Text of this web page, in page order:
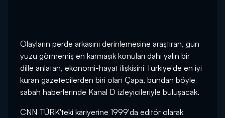
Olayların perde arkasını derinlemesine araştıran, gün
yüzü görmemiş en karmaşık konuları dahi yalın bir
dille anlatan, ekonomi-hayat ilişkisini Türkiye'de en iyi
kuran gazetecilerden biri olan Çapa, bundan böyle
sabah haberlerinde Kanal D izleyicileriyle buluşacak.
CNN TÜRK'teki kariyerine 1999'da editör olarak